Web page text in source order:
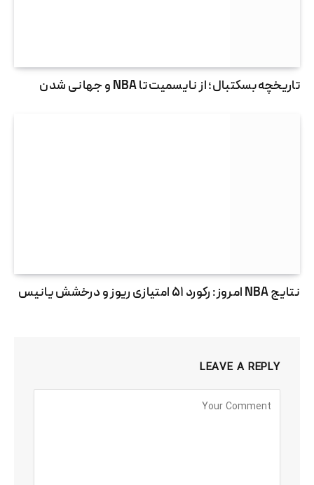
تاریخچه بسکتبال؛ از نایسمیت تا NBA و جهانی شدن
نتایج NBA امروز: رکورد ۵۱ امتیازی ریوز و درخشش یانیس
LEAVE A REPLY